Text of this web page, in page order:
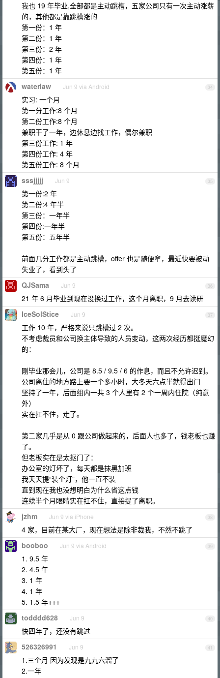
我也 19 年毕业,全部都是主动跳槽，五家公司只有一次主动涨薪
的，其他都是靠跳槽涨的
第一份：1 年
第二份：1 年
第三份：2 年
第四份：1 年
第五份：1 年
34
waterlaw Jun 9 via Android
实习: 一个月
第一分工作:8 个月
第二份工作:8 个月
兼职干了一年，边休息边找工作，偶尔兼职
第三份工作: 1 年
第四份工作: 4 年
第五份工作: 8 个月
35
sssjjjjj Jun 9
第一份:2 年
第二份:4 年半
第三份：一年半
第四份:一年半
第五份：五年半
前面几分工作都是主动跳槽，offer 也是随便拿，最近快要被动
失业了，看到头了
36
QJSama Jun 9
21 年 6 月毕业到现在没换过工作，这个月离职，9 月去读研
37
IceSolStice Jun 9
工作 10 年，严格来说只跳槽过 2 次。
不考虑裁员和公司换主体导致的人员变动，这两次经历都挺魔幻
的：
刚毕业那会儿，公司是 8.5 / 9.5 / 6 的作息，而且不允许迟到。
公司离住的地方路上要一个多小时，大冬天六点半就得出门
坚持了一年，后面组内一共 3 个人里有 2 个一周内住院（纯意
外）
实在扛不住，走了。
第二家几乎是从 0 跟公司做起来的，后面人也多了，钱老板也赚
了。
但老板实在是太抠门了：
办公室的灯坏了，每天都是抹黑加班
我天天提“装个灯”，他一直不装
直到现在我也没想明白为什么省这点钱
连续半个月眼睛实在扛不住，直接提了离职。
38
jzhm Jun 9 via iPhone
4 家，目前在某大厂，现在想法是除非裁我，不然不跳了
39
booboo Jun 9 via Android
1. 9.5 年
2. 4.5 年
3. 1 年
4. 1 年
5. 1.5 年+++
40
todddd628 Jun 9
快四年了，还没有跳过
41
526326991 Jun 9
1.三个月 因为发现是九九六溜了
2.一年